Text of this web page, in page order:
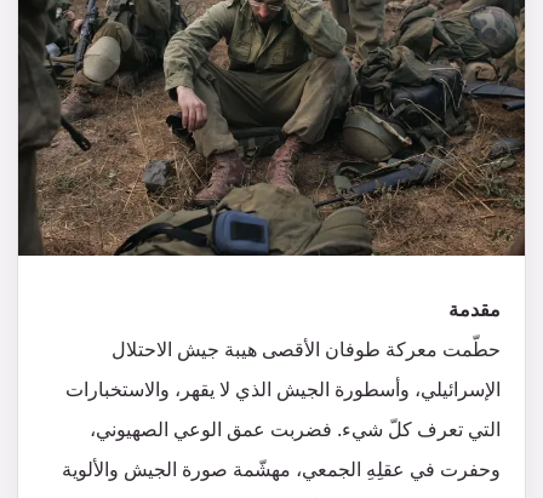
مقدمة
حطّمت معركة طوفان الأقصى هيبة جيش الاحتلال
الإسرائيلي، وأسطورة الجيش الذي لا يقهر، والاستخبارات
التي تعرف كلّ شيء. فضربت عمق الوعي الصهيوني،
وحفرت في عقلِهِ الجمعي، مهشّمة صورة الجيش والألوية